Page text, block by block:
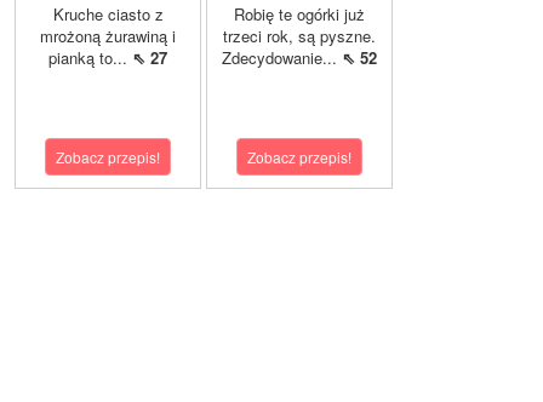
Kruche ciasto z
mrożoną żurawiną i
pianką to... ⇖ 27
Zobacz przepis!
Robię te ogórki już
trzeci rok, są pyszne.
Zdecydowanie... ⇖ 52
Zobacz przepis!